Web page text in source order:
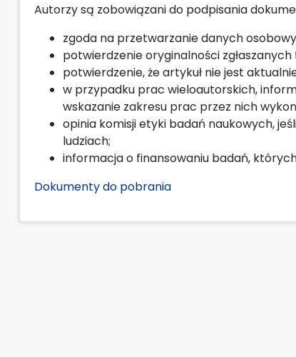
Autorzy są zobowiązani do podpisania
zgoda na przetwarzanie danych
potwierdzenie oryginalności
potwierdzenie, że artykuł nie jest
w przypadku prac wieloautorskich,
wskazanie zakresu prac przez nich
opinia komisji etyki badań naukowych,
ludziach;
informacja o finansowaniu badań,
Dokumenty do pobrania